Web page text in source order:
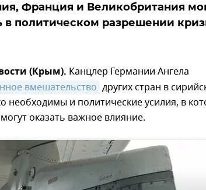
Франция и Великобритания
в политическом разрешении
(Крым). Канцлер Германии Ангела
вмешательство других стран в
необходимы и политические усилия, в
оказать важное влияние.